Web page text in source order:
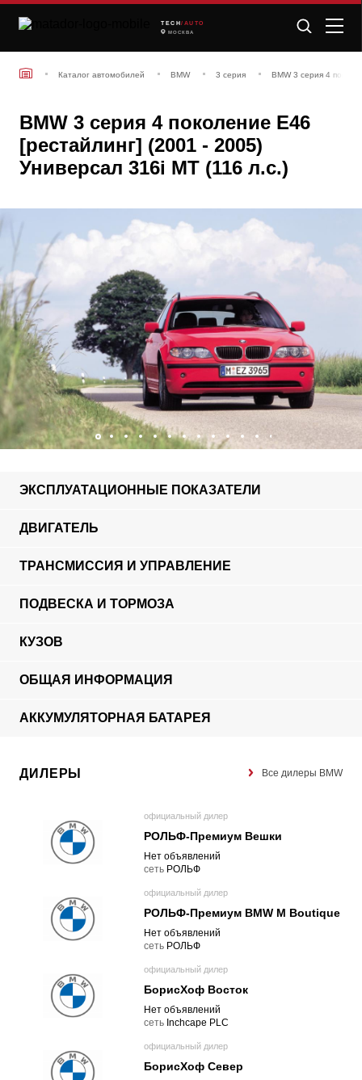
TECH /AUTO
МОСКВА
Каталог автомобилей BMW 3 серия BMW 3 серия 4
BMW 3 серия 4 поколение E46
[рестайлинг] (2001 - 2005)
Универсал 316i MT (116 л.с.)
ЭКСПЛУАТАЦИОННЫЕ ПОКАЗАТЕЛИ
ДВИГАТЕЛЬ
ТРАНСМИССИЯ И УПРАВЛЕНИЕ
ПОДВЕСКА И ТОРМОЗА
КУЗОВ
ОБЩАЯ ИНФОРМАЦИЯ
АККУМУЛЯТОРНАЯ БАТАРЕЯ
ДИЛЕРЫ Все дилеры BMW
официальный дилер
РОЛЬФ-Премиум Вешки
Нет объявлений
cеть РОЛЬФ
официальный дилер
РОЛЬФ-Премиум BMW M Boutique
Нет объявлений
cеть РОЛЬФ
официальный дилер
БорисХоф Восток
Нет объявлений
cеть Inchcape PLC
официальный дилер
БорисХоф Север